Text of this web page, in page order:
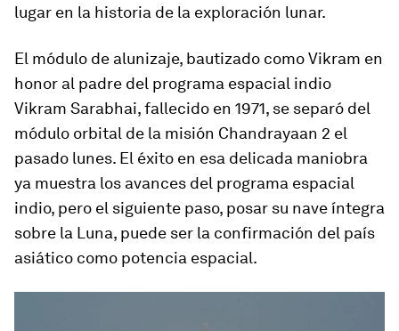
lugar en la historia de la exploración lunar.
El módulo de alunizaje, bautizado comoVikram en
honor al padre del programa espacial indio
Vikram Sarabhai, fallecido en 1971, se separó del
módulo orbital de la misión Chandrayaan 2 el
pasado lunes. El éxito en esa delicada maniobra
ya muestra los avances del programa espacial
indio, pero el siguiente paso, posar su nave íntegra
sobre la Luna, puede ser la confirmación del país
asiático como potencia espacial.